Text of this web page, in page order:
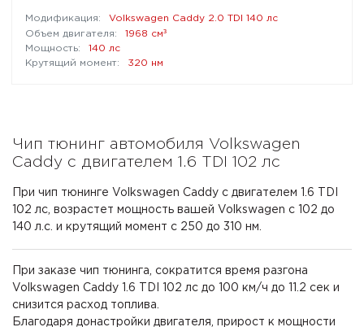
Volkswagen Caddy 2.0 TDI 140 лс
1968 см³
140 лс
320 нм
Чип тюнинг автомобиля Volkswagen
Caddy с двигателем 1.6 TDI 102 лс
При чип тюнинге Volkswagen Caddy с двигателем 1.6 TDI
102 лс, возрастет мощность вашей Volkswagen с 102 до
140 л.с. и крутящий момент с 250 до 310 нм.
При заказе чип тюнинга, сократится время разгона
Volkswagen Caddy 1.6 TDI 102 лс до 100 км/ч до 11.2 сек и
снизится расход топлива.
Благодаря донастройки двигателя, прирост к мощности